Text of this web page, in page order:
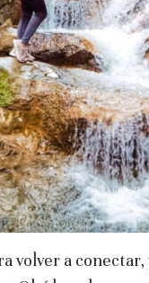
volver a